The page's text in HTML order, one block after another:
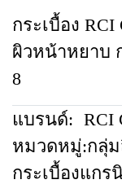
กระเบื้อง
ผิวหน้าหยาบ
8
แบรนด์: RCI
หมวดหมู่:กลุ่
กระเบื้องแกร